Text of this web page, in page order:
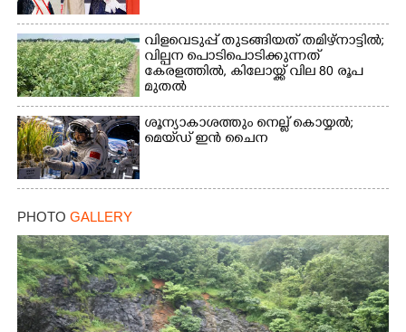
വിളവെടുപ്പ് തുടങ്ങിയത് തമിഴ്നാട്ടിൽ;
വില്പന പൊടിപൊടിക്കുന്നത്
കേരളത്തിൽ, കിലോയ്ക്ക് വില 80 രൂപ
മുതൽ
ശൂന്യാകാശത്തും നെല്ല് കൊയ്യൽ;
മെയ്‌ഡ് ഇൻ ചൈന
PHOTO GALLERY